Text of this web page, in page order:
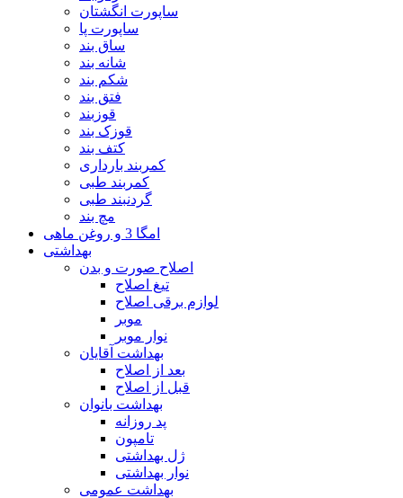
ساپورت انگشتان
ساپورت پا
ساق بند
شانه بند
شکم بند
فتق بند
قوزبند
قوزک بند
کتف بند
کمربند بارداری
کمربند طبی
گردنبند طبی
مچ بند
امگا 3 و روغن ماهی
بهداشتی
اصلاح صورت و بدن
تیغ اصلاح
لوازم برقی اصلاح
موبر
نوار موبر
بهداشت آقایان
بعد از اصلاح
قبل از اصلاح
بهداشت بانوان
پد روزانه
تامپون
ژل بهداشتی
نوار بهداشتی
بهداشت عمومی